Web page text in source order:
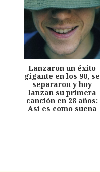
Lanzaron un éxito
gigante en los 90, se
separaron y hoy
lanzan su primera
canción en 28 años:
Así es como suena